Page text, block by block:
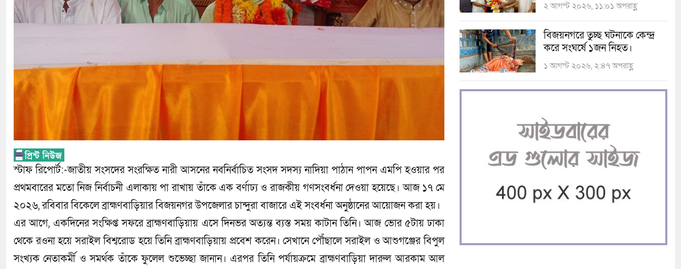
স্টাফ রিপোর্ট:-জাতীয় সংসদের সংরক্ষিত নারী আসনের নবনির্বাচিত সংসদ সদস্য নাদিয়া পাঠান পাপন এমপি হওয়ার পর
প্রথমবারের মতো নিজ নির্বাচনী এলাকায় পা রাখায় তাঁকে এক বর্ণাঢ্য ও রাজকীয় গণসংবর্ধনা দেওয়া হয়েছে। আজ ১৭ মে
২০২৬, রবিবার বিকেলে ব্রাহ্মণবাড়িয়ার বিজয়নগর উপজেলার চান্দুরা বাজারে এই সংবর্ধনা অনুষ্ঠানের আয়োজন করা হয়।
​এর আগে, একদিনের সংক্ষিপ্ত সফরে ব্রাহ্মণবাড়িয়ায় এসে দিনভর অত্যন্ত ব্যস্ত সময় কাটান তিনি। আজ ভোর ৫টায় ঢাকা
থেকে রওনা হয়ে সরাইল বিশ্বরোড হয়ে তিনি ব্রাহ্মণবাড়িয়ায় প্রবেশ করেন। সেখানে পৌঁছালে সরাইল ও আশুগঞ্জের বিপুল
সংখ্যক নেতাকর্মী ও সমর্থক তাঁকে ফুলেল শুভেচ্ছা জানান। এরপর তিনি পর্যায়ক্রমে ব্রাহ্মণবাড়িয়া দারুল আরকাম আল
২ আগস্ট ২০২৬, ১১:০১ অপরাহ্ণ
বিজয়নগরে তুচ্ছ ঘটনাকে কেন্দ্র
করে সংঘর্ষে ১জন নিহত।
১ আগস্ট ২০২৬, ২:৪৭ অপরাহ্ণ